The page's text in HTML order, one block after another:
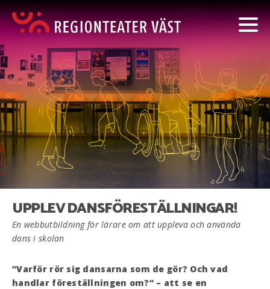
UPPLEV DANSFÖRESTÄLLNINGAR!
En webbutbildning för lärare om att uppleva och använda
dans i skolan
”Varför rör sig dansarna som de gör? Och vad
handlar föreställningen om?” – att se en